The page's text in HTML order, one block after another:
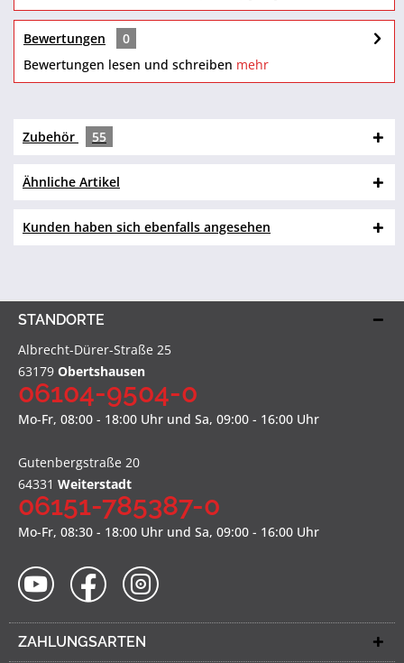
Bewertungen
0
Bewertungen lesen und schreiben mehr
Zubehör 55
Ähnliche Artikel
Kunden haben sich ebenfalls angesehen
STANDORTE
Albrecht-Dürer-Straße 25
63179 Obertshausen
06104-9504-0
Mo-Fr, 08:00 - 18:00 Uhr und Sa, 09:00 - 16:00 Uhr
Gutenbergstraße 20
64331 Weiterstadt
06151-785387-0
Mo-Fr, 08:30 - 18:00 Uhr und Sa, 09:00 - 16:00 Uhr
ZAHLUNGSARTEN